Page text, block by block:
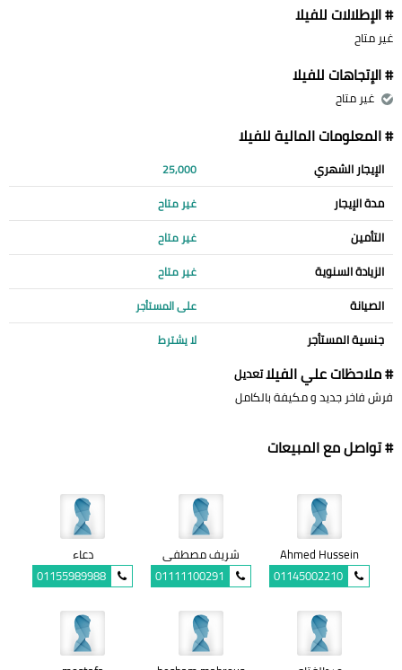
# الإطلالات للفيلا
غير متاح
# الإتجاهات للفيلا
غير متاح
# المعلومات المالية للفيلا
الإيجار الشهري 25,000
مدة الإيجار غير متاح
التأمين غير متاح
الزيادة السنوية غير متاح
الصيانة على المستأجر
جنسية المستأجر لا يشترط
# ملاحظات علي الفيلاتعديل
فرش فاخر جديد و مكيفة بالكامل
# تواصل مع المبيعات
Ahmed Hussein
01145002210
شريف مصطفى
01111100291
دعاء
01155989988